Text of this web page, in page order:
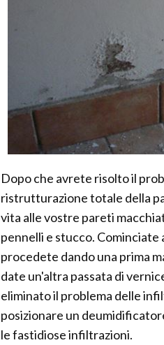
Dopo che avrete risolto il
ristrutturazione totale della
vita alle vostre pareti
pennelli e stucco.
procedete dando una prima
date un'altra passata di
eliminato il problema delle
posizionare un
le fastidiose infiltrazioni.